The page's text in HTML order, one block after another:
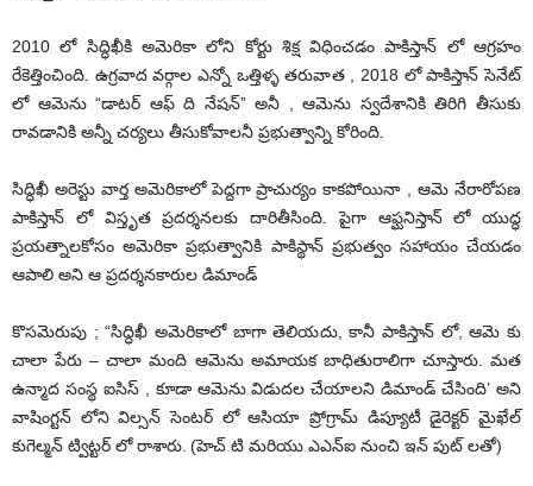
2010 లో సిద్ధిఖీకి అమెరికా లోని కోర్టు శిక్ష విధించడం పాకిస్తాన్ లో ఆగ్రహం
రేకెత్తించింది. ఉగ్రవాద వర్గాల ఎన్నో ఒత్తిళ్ళ తరువాత , 2018 లో పాకిస్తాన్ సెనేట్
లో ఆమెను “డాటర్ ఆఫ్ ది నేషన్” అనీ , ఆమెను స్వదేశానికి తిరిగి తీసుకు
రావడానికి అన్నీ చర్యలు తీసుకోవాలనీ ప్రభుత్వాన్ని కోరింది.
సిద్ధిఖీ అరెస్టు వార్త అమెరికాలో పెద్దగా ప్రాచుర్యం కాకపోయినా , ఆమె నేరారోపణ
పాకిస్తాన్ లో విస్తృత ప్రదర్శనలకు దారితీసింది. పైగా ఆఫ్ఘనిస్తాన్ లో యుద్ధ
ప్రయత్నాలకోసం అమెరికా ప్రభుత్వానికి పాకిస్థాన్ ప్రభుత్వం సహాయం చేయడం
ఆపాలి అని ఆ ప్రదర్శనకారుల డిమాండ్
కొసమెరుపు ; “సిద్ధిఖీ అమెరికాలో బాగా తెలియదు, కానీ పాకిస్తాన్ లో, ఆమె కు
చాలా పేరు – చాలా మంది ఆమెను అమాయక బాధితురాలిగా చూస్తారు. మత
ఉన్మాద సంస్థ ఐసిస్ , కూడా ఆమెను విడుదల చేయాలని డిమాండ్ చేసింది’ అని
వాషింగ్టన్ లోని విల్సన్ సెంటర్ లో ఆసియా ప్రోగ్రామ్ డిప్యూటీ డైరెక్టర్ మైఖేల్
కుగెల్మన్ ట్విట్టర్ లో రాశారు. (హెచ్ టి మరియు ఎఎన్ఐ నుంచి ఇన్ పుట్ లతో)